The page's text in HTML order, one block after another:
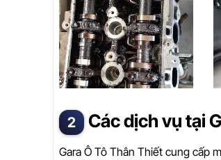
Các dịch vụ tại
Gara Ô Tô Thân Thiết cung cấp